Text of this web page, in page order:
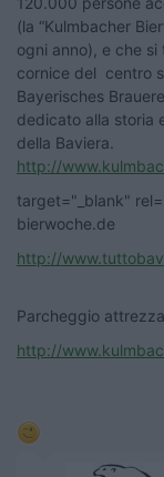
(la “Kulmbacher
ogni anno), e che
cornice del centro
Bayerisches
dedicato alla storia
della Baviera.
http://
target="_blank"
bierwoche.de
http://
Parcheggio
http://